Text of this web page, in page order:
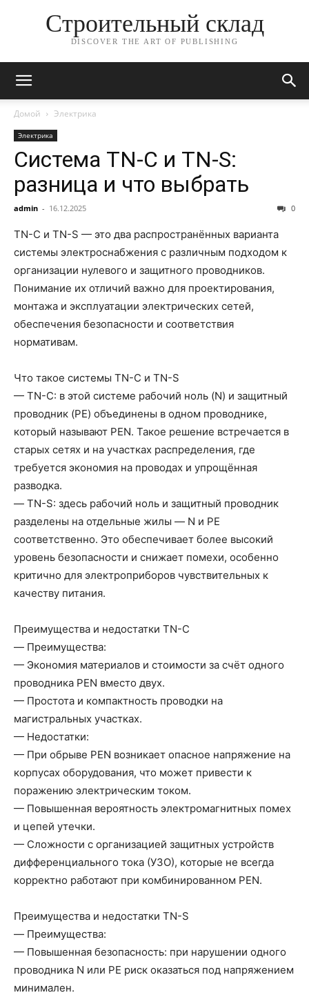
Строительный склад
DISCOVER THE ART OF PUBLISHING
Домой Электрика
Электрика
Система TN-C и TN-S:
разница и что выбрать
admin - 16.12.2025 0
TN-C и TN-S — это два распространённых варианта
системы электроснабжения с различным подходом к
организации нулевого и защитного проводников.
Понимание их отличий важно для проектирования,
монтажа и эксплуатации электрических сетей,
обеспечения безопасности и соответствия
нормативам.
Что такое системы TN-C и TN-S
— TN-C: в этой системе рабочий ноль (N) и защитный
проводник (PE) объединены в одном проводнике,
который называют PEN. Такое решение встречается в
старых сетях и на участках распределения, где
требуется экономия на проводах и упрощённая
разводка.
— TN-S: здесь рабочий ноль и защитный проводник
разделены на отдельные жилы — N и PE
соответственно. Это обеспечивает более высокий
уровень безопасности и снижает помехи, особенно
критично для электроприборов чувствительных к
качеству питания.
Преимущества и недостатки TN-C
— Преимущества:
— Экономия материалов и стоимости за счёт одного
проводника PEN вместо двух.
— Простота и компактность проводки на
магистральных участках.
— Недостатки:
— При обрыве PEN возникает опасное напряжение на
корпусах оборудования, что может привести к
поражению электрическим током.
— Повышенная вероятность электромагнитных помех
и цепей утечки.
— Сложности с организацией защитных устройств
дифференциального тока (УЗО), которые не всегда
корректно работают при комбинированном PEN.
Преимущества и недостатки TN-S
— Преимущества:
— Повышенная безопасность: при нарушении одного
проводника N или PE риск оказаться под напряжением
минимален.